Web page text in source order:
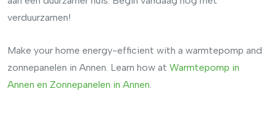
verduurzamen!
Make your home energy-efficient with a warmtepomp and
zonnepanelen in Annen. Learn how at Warmtepomp in
Annen en Zonnepanelen in Annen